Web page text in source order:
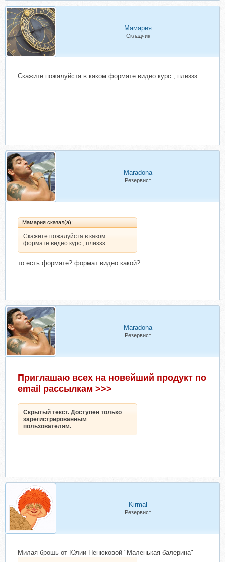
Мамария
Складчик
Скажите пожалуйста в каком формате видео курс , плиззз
Maradona
Резервист
Мамария сказал(а):
Скажите пожалуйста в каком
формате видео курс , плиззз
то есть формате? формат видео какой?
Maradona
Резервист
Приглашаю всех на новейший продукт по
email рассылкам >>>
Скрытый текст. Доступен только
зарегистрированным
пользователям.
Kirmal
Резервист
Милая брошь от Юлии Ненюковой "Маленькая балерина"